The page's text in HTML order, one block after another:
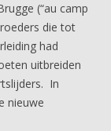
(“au camp
die tot
had
uitbreiden
In
nieuwe